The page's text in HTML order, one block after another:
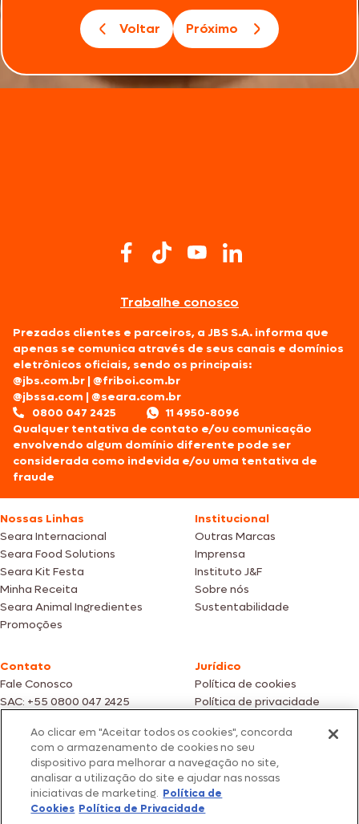
Voltar Próximo
Trabalhe conosco
Prezados clientes e parceiros, a JBS S.A. informa que
apenas se comunica através de seus canais e domínios
eletrônicos oficiais, sendo os principais:
@jbs.com.br |@friboi.com.br
@jbssa.com |@seara.com.br
0800 047 2425
11 4950-8096
Qualquer tentativa de contato e/ou comunicação
envolvendo algum domínio diferente pode ser
considerada como indevida e/ou uma tentativa de
fraude
Nossas Linhas
Seara Internacional
Seara Food Solutions
Seara Kit Festa
Minha Receita
Seara Animal Ingredientes
Promoções
Institucional
Outras Marcas
Imprensa
Instituto J&F
Sobre nós
Sustentabilidade
Contato
Fale Conosco
SAC: +55 0800 047 2425
Jurídico
Política de cookies
Política de privacidade
Fotos meramente ilustrativas | Ofertas válidas enquanto durarem os
estoques dos nossos parceiros | Vendas sujeitas a análise e confirmação
de dados.
Os preços, promoções e condições de pagamento são válidos
exclusivamente para compras efetuadas em nossos parceiros.
Todos os produtos estão sujeitos a disponibilidade de estoque.
Ao clicar em "Aceitar todos os cookies", concorda
com o armazenamento de cookies no seu
dispositivo para melhorar a navegação no site,
analisar a utilização do site e ajudar nas nossas
iniciativas de marketing. Política de
Cookies Política de Privacidade